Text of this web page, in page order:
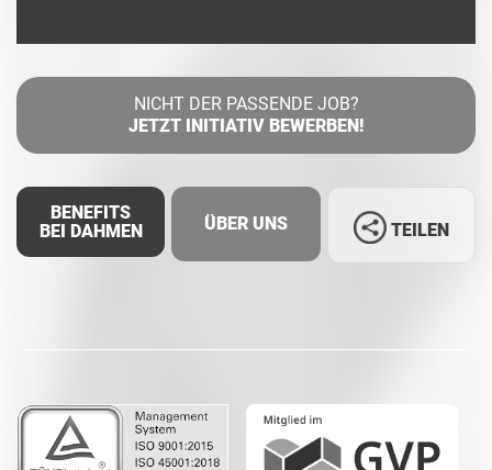
NICHT DER PASSENDE JOB?
JETZT INITIATIV BEWERBEN!
BENEFITS
BEI DAHMEN
ÜBER UNS TEILEN